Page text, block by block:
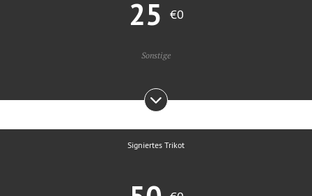
25 €0
Sonstige
Signiertes Trikot